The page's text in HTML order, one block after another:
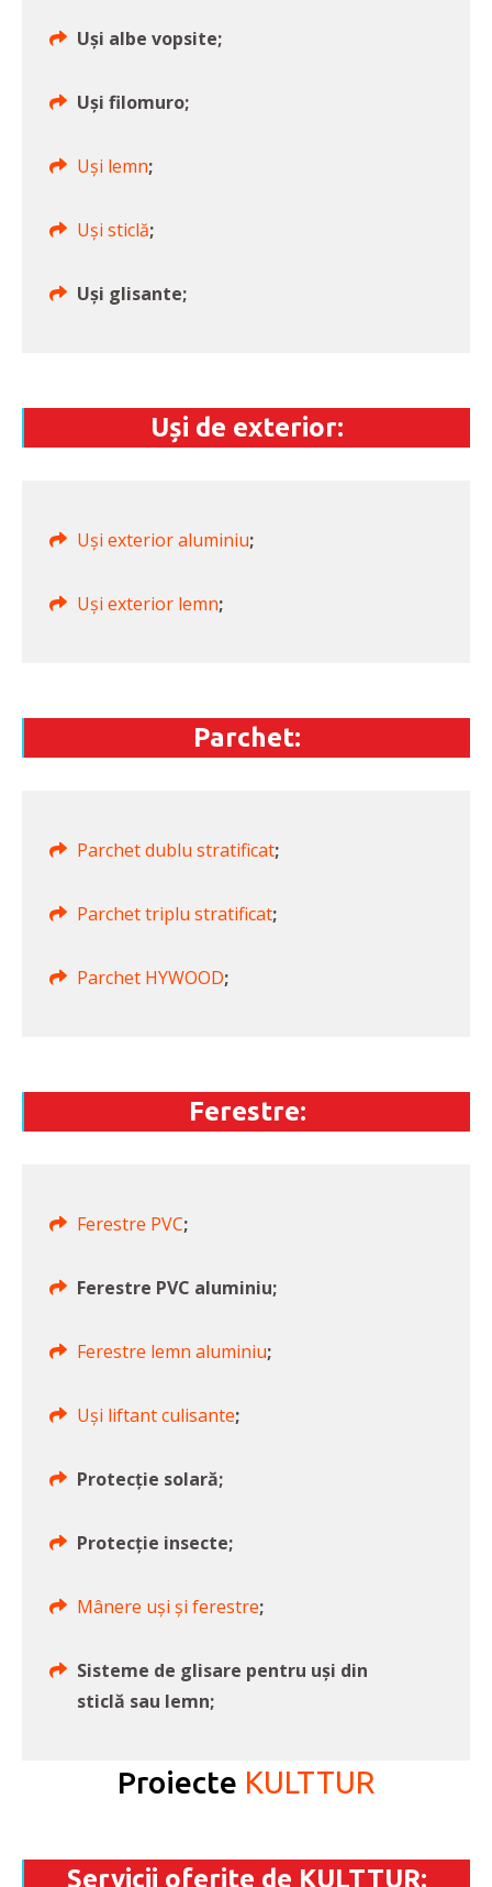
Uși albe vopsite;
Uși filomuro;
Uși lemn;
Uși sticlă;
Uși glisante;
Uși de exterior:
Uși exterior aluminiu;
Uși exterior lemn;
Parchet:
Parchet dublu stratificat;
Parchet triplu stratificat;
Parchet HYWOOD;
Ferestre:
Ferestre PVC;
Ferestre PVC aluminiu;
Ferestre lemn aluminiu;
Uși liftant culisante;
Protecție solară;
Protecție insecte;
Mânere uși și ferestre;
Sisteme de glisare pentru uși din
sticlă sau lemn;
Proiecte KULTTUR
Servicii oferite de KULTTUR: